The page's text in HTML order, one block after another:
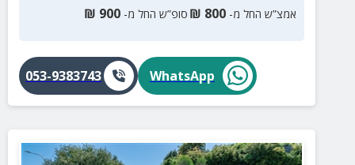
אמצ”ש החל מ- 800
₪ סופ”ש החל מ- 900
₪
WhatsApp
053-9383743